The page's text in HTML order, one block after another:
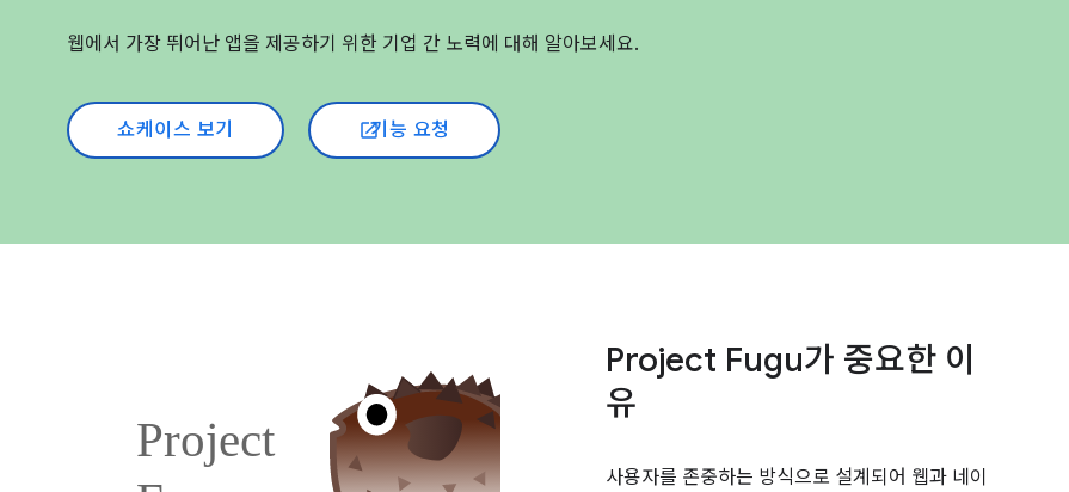
웹에서 가장 뛰어난 앱을 제공하기 위한 기업 간 노력에 대해 알아보세요.
쇼케이스 보기 open_in_new
기능 요청
Project Fugu가 중요한 이
유
사용자를 존중하는 방식으로 설계되어 웹과 네이